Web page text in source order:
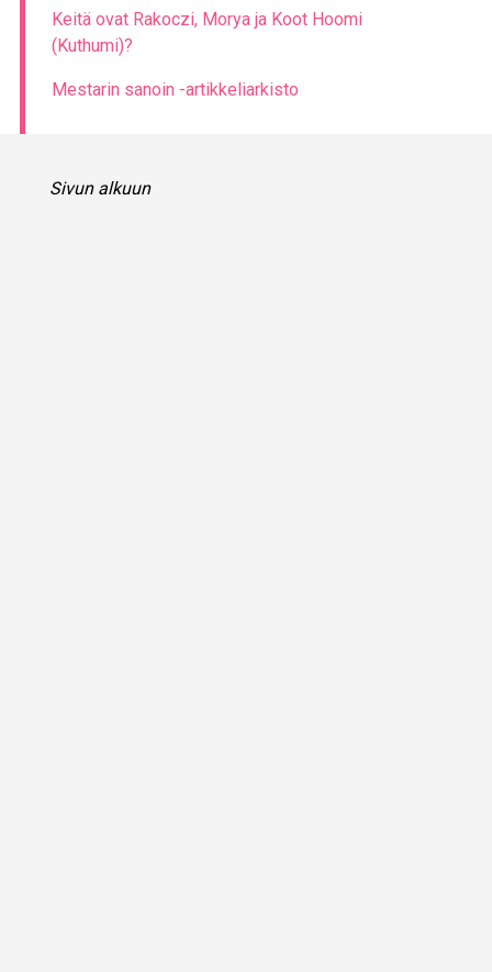
Keitä ovat Rakoczi, Morya ja Koot Hoomi
(Kuthumi)?
Mestarin sanoin -artikkeliarkisto
Sivun alkuun